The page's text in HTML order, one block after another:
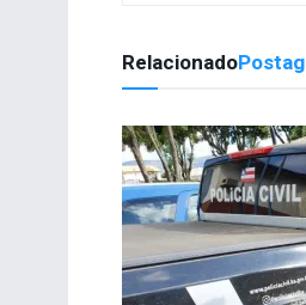
Relacionado